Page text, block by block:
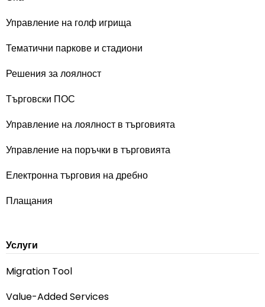
Управление на голф игрища
Тематични паркове и стадиони
Решения за лоялност
Търговски ПОС
Управление на лоялност в търговията
Управление на поръчки в търговията
Електронна търговия на дребно
Плащания
Услуги
Migration Tool
Value-Added Services